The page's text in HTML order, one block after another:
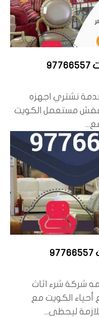
نشتري اجهزه
عفش مستعمل الكويت
شركة شرء اثاث
أحياء الكويت مع
ليحظى...